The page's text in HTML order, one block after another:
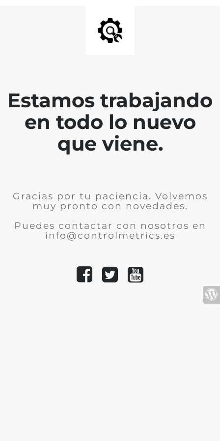
Estamos trabajando
en todo lo nuevo
que viene.
Gracias por tu paciencia. Volvemos
muy pronto con novedades.
Puedes contactar con nosotros en
info@controlmetrics.es